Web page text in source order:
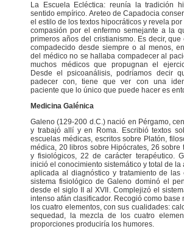
La Escuela Ecléctica: reunía la tradición
sentido empírico. Areteo de Capadocia
el estilo de los textos hipocráticos y revela
compasión por el enfermo semejante a la
primeros años del cristianismo. Es decir,
compadecido desde siempre o al menos,
del médico no se hallaba compadecer al
muchos médicos que propugnan el
Desde el psicoanálisis, podríamos decir
padecer con, tiene que ver con una
paciente que lo único que puede hacer es
Medicina Galénica
Galeno (129-200 d.C.) nació en Pérgamo,
y trabajó allí y en Roma. Escribió textos
escuelas médicas, escritos sobre Platón,
médica, 20 libros sobre Hipócrates, 26 sobre
y fisiológicos, 22 de carácter terapéutico.
inició el conocimiento sistemático y total de la
aplicada al diagnóstico y tratamiento de las
sistema fisiológico de Galeno dominó el
desde el siglo II al XVII. Complejizó el
intenso afán clasificador. Recogió como base
los cuatro elementos, con sus cualidades:
sequedad, la mezcla de los cuatro
proporciones produciría los humores.